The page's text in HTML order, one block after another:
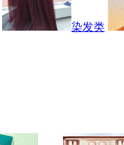
染发类